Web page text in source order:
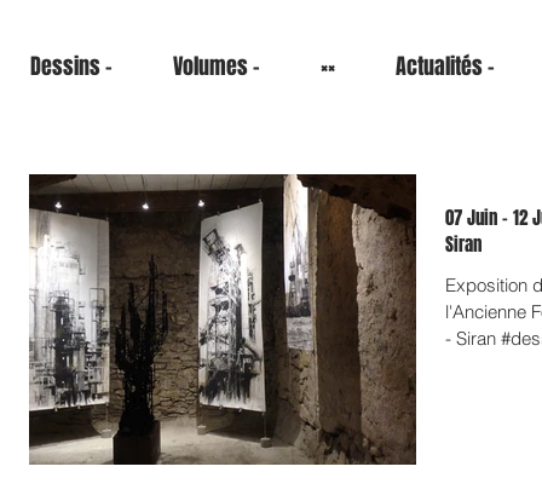
Dessins - Volumes - ×× Actualités -
07 Juin - 12
Siran
Exposition
l'Ancienne
- Siran